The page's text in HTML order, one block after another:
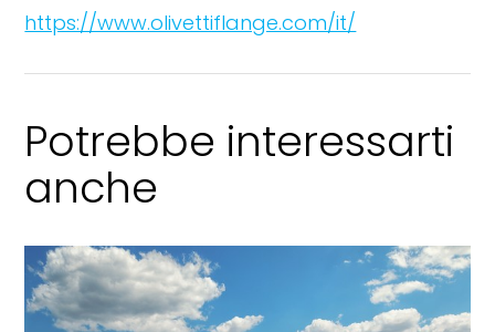
https://www.olivettiflange.com/it/
Potrebbe interessarti
anche